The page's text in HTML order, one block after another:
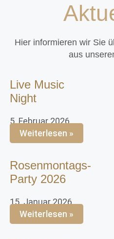
Hier informieren wir Sie
aus
Live Music
Night
5. Februar 2026
Weiterlesen »
Rosenmontags-
Party 2026
15. Januar 2026
Weiterlesen »